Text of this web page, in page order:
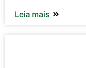
Leia mais